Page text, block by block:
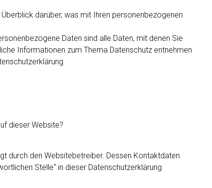
darüber, was mit Ihren personenbezogenen
Daten sind alle Daten, mit denen Sie
Informationen zum Thema Datenschutz entnehmen
dieser Website?
durch den Websitebetreiber. Dessen Kontaktdaten
Stelle“ in dieser Datenschutzerklärung